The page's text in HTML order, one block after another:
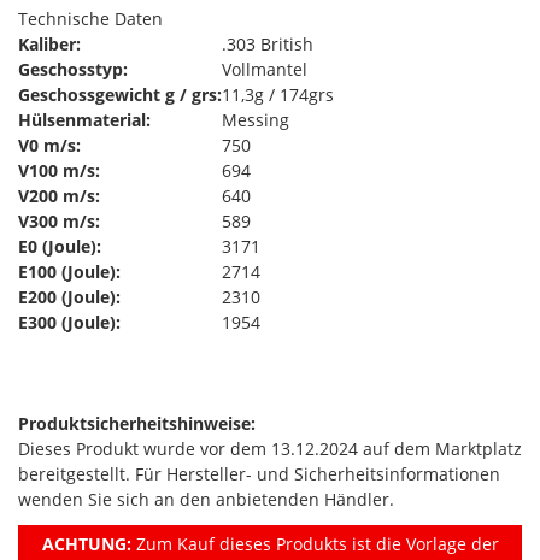
Technische Daten
Kaliber:
.303 British
Geschosstyp:
Vollmantel
Geschossgewicht g / grs:11,3g / 174grs
Hülsenmaterial:
Messing
V0 m/s:
750
V100 m/s:
694
V200 m/s:
640
V300 m/s:
589
E0 (Joule):
3171
E100 (Joule):
2714
E200 (Joule):
2310
E300 (Joule):
1954
Produktsicherheitshinweise:
Dieses Produkt wurde vor dem 13.12.2024 auf dem Marktplatz
bereitgestellt. Für Hersteller- und Sicherheitsinformationen
wenden Sie sich an den anbietenden Händler.
ACHTUNG:Zum Kauf dieses Produkts ist die Vorlage der